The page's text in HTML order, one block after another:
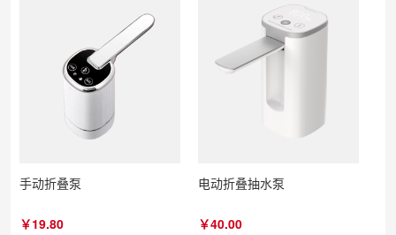
手动折叠泵
￥19.80
电动折叠抽水泵
￥40.00